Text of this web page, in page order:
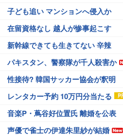
子ども追い マンションへ侵入か
在留資格なし 越人が惨事起こす
新幹線できても生きてない 辛辣
パキスタン、警察隊が千人殺害か
性接待? 韓国サッカー協会が釈明
レンタカー予約 10万円分当たる
音楽P・蔦谷好位置氏 離婚を公表
声優で雀士の伊達朱里紗が結婚